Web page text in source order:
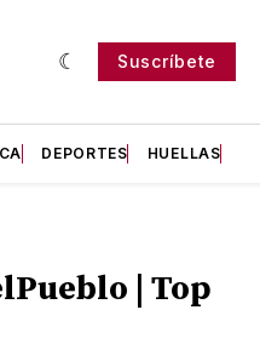
Suscríbete
DEPORTES HUELLAS
| Top